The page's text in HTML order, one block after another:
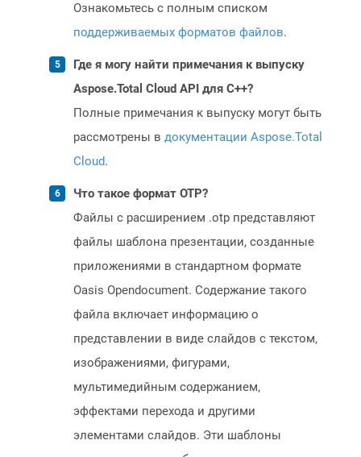
Ознакомьтесь с полным списком
поддерживаемых форматов файлов.
Где я могу найти примечания к выпуску
Aspose.Total Cloud API для C++?
Полные примечания к выпуску могут быть
рассмотрены в документации Aspose.Total
Cloud.
Что такое формат OTP?
Файлы с расширением .otp представляют
файлы шаблона презентации, созданные
приложениями в стандартном формате
Oasis Opendocument. Содержание такого
файла включает информацию о
представлении в виде слайдов с текстом,
изображениями, фигурами,
мультимедийным содержанием,
эффектами перехода и другими
элементами слайдов. Эти шаблоны